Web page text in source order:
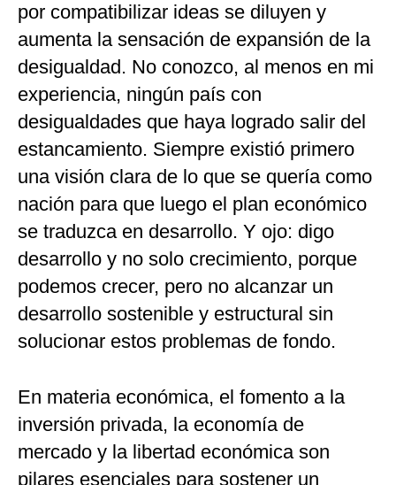
por compatibilizar ideas se diluyen y
aumenta la sensación de expansión de la
desigualdad. No conozco, al menos en mi
experiencia, ningún país con
desigualdades que haya logrado salir del
estancamiento. Siempre existió primero
una visión clara de lo que se quería como
nación para que luego el plan económico
se traduzca en desarrollo. Y ojo: digo
desarrollo y no solo crecimiento, porque
podemos crecer, pero no alcanzar un
desarrollo sostenible y estructural sin
solucionar estos problemas de fondo.
En materia económica, el fomento a la
inversión privada, la economía de
mercado y la libertad económica son
pilares esenciales para sostener un